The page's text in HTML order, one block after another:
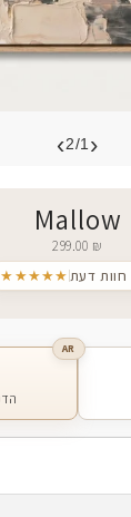
‹
2/1
›
Mallow
299.00 ₪
★★★★★
AR